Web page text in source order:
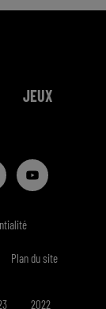
JEUX
Plan du site
2022